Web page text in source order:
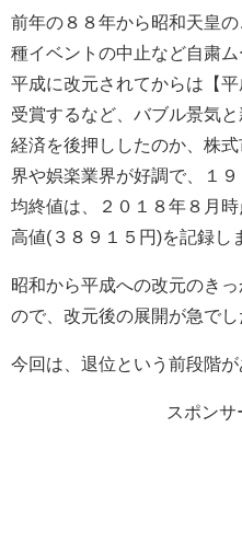
前年の８８年から昭和天皇
種イベントの中止など自粛
平成に改元されてからは【
受賞するなど、バブル景気
経済を後押ししたのか、株
界や娯楽業界が好調で、１
均終値は、２０１８年８月
高値(３８９１５円)を記録し
昭和から平成への改元のき
ので、改元後の展開が急でし
今回は、退位という前段階が
スポンサ